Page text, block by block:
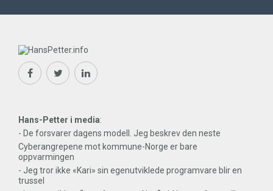
Hans-Petter i media:
- De forsvarer dagens modell. Jeg beskrev den neste
Cyberangrepene mot kommune-Norge er bare
oppvarmingen
- Jeg tror ikke «Kari» sin egenutviklede programvare blir en
trussel